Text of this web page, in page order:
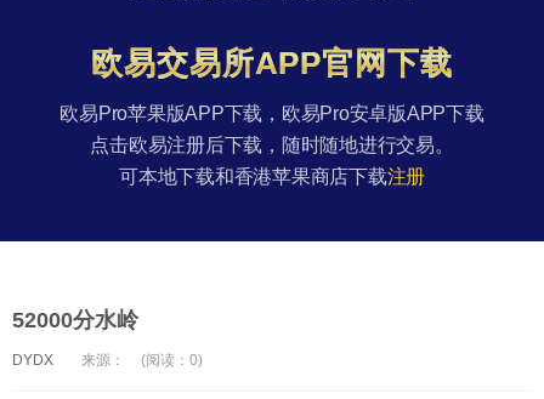
欧易交易所APP官网下载
欧易Pro苹果版APP下载，欧易Pro安卓版APP下载
点击欧易注册后下载，随时随地进行交易。
可本地下载和香港苹果商店下载注册
52000分水岭
DYDX 来源： (阅读：0)